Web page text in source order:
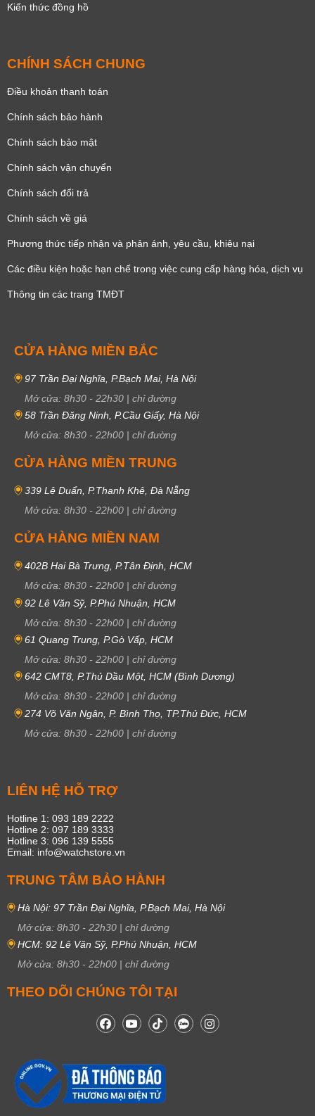
Kiến thức đồng hồ
CHÍNH SÁCH CHUNG
Điều khoản thanh toán
Chính sách bảo hành
Chính sách bảo mật
Chính sách vận chuyển
Chính sách đổi trả
Chính sách về giá
Phương thức tiếp nhận và phản ánh, yêu cầu, khiêu nại
Các điều kiện hoặc hạn chế trong việc cung cấp hàng hóa, dịch vụ
Thông tin các trang TMĐT
CỬA HÀNG MIỀN BẮC
97 Trần Đại Nghĩa, P.Bạch Mai, Hà Nội
Mở cửa: 8h30 - 22h30 | chỉ đường
58 Trần Đăng Ninh, P.Cầu Giấy, Hà Nội
Mở cửa: 8h30 - 22h00 | chỉ đường
CỬA HÀNG MIỀN TRUNG
339 Lê Duẩn, P.Thanh Khê, Đà Nẵng
Mở cửa: 8h30 - 22h00 | chỉ đường
CỬA HÀNG MIỀN NAM
402B Hai Bà Trưng, P.Tân Định, HCM
Mở cửa: 8h30 - 22h00 | chỉ đường
92 Lê Văn Sỹ, P.Phú Nhuận, HCM
Mở cửa: 8h30 - 22h00 | chỉ đường
61 Quang Trung, P.Gò Vấp, HCM
Mở cửa: 8h30 - 22h00 | chỉ đường
642 CMT8, P.Thủ Dầu Một, HCM (Bình Dương)
Mở cửa: 8h30 - 22h00 | chỉ đường
274 Võ Văn Ngân, P. Bình Thọ, TP.Thủ Đức, HCM
Mở cửa: 8h30 - 22h00 | chỉ đường
LIÊN HỆ HỖ TRỢ
Hotline 1: 093 189 2222
Hotline 2: 097 189 3333
Hotline 3: 096 139 5555
Email: info@watchstore.vn
TRUNG TÂM BẢO HÀNH
Hà Nội: 97 Trần Đại Nghĩa, P.Bạch Mai, Hà Nội
Mở cửa: 8h30 - 22h30 | chỉ đường
HCM: 92 Lê Văn Sỹ, P.Phú Nhuận, HCM
Mở cửa: 8h30 - 22h00 | chỉ đường
THEO DÕI CHÚNG TÔI TẠI